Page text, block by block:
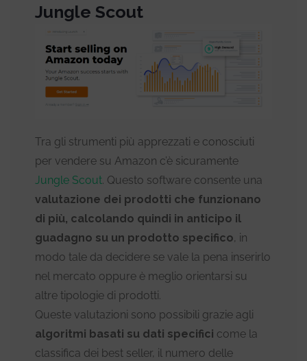
Jungle Scout
Tra gli strumenti più apprezzati e conosciuti
per vendere su Amazon c’è sicuramente
Jungle Scout . Questo software consente una
valutazione dei prodotti che funzionano
di più, calcolando quindi in anticipo il
guadagno su un prodotto specifico, in
modo tale da decidere se vale la pena inserirlo
nel mercato oppure è meglio orientarsi su
altre tipologie di prodotti.
Queste valutazioni sono possibili grazie agli
algoritmi basati su dati specifici come la
classifica dei best seller, il numero delle